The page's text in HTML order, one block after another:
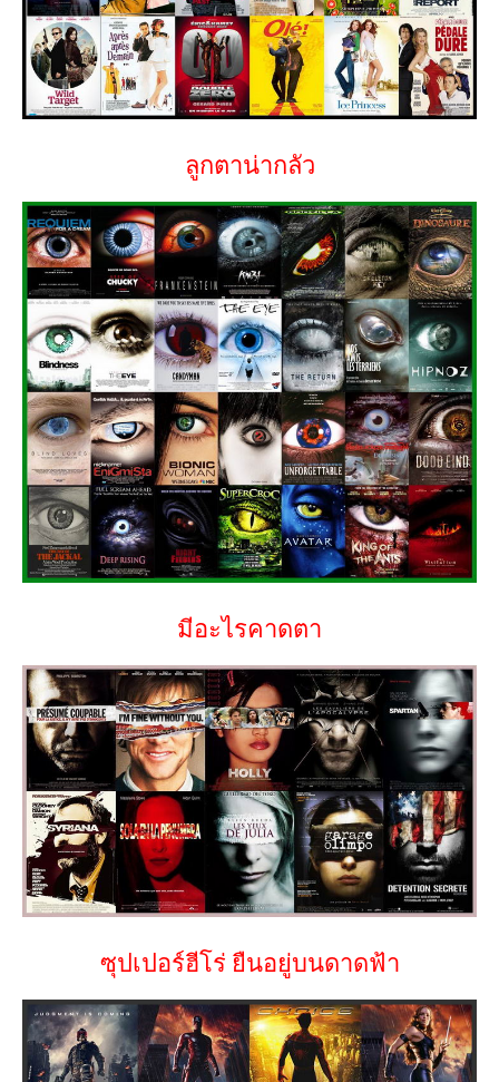
ลูกตาน่ากลัว
มีอะไรคาดตา
ซุปเปอร์ฮีโร่ ยืนอยู่บนดาดฟ้า